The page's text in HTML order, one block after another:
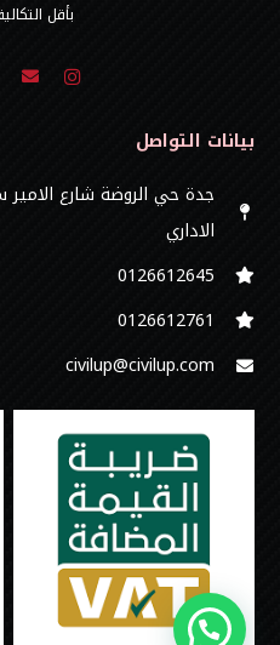
بأقل
بيانات التواصل
جدة حي الروضة شارع الامير
الاداري
0126612645‬
‭0126612761
civilup@civilup.com